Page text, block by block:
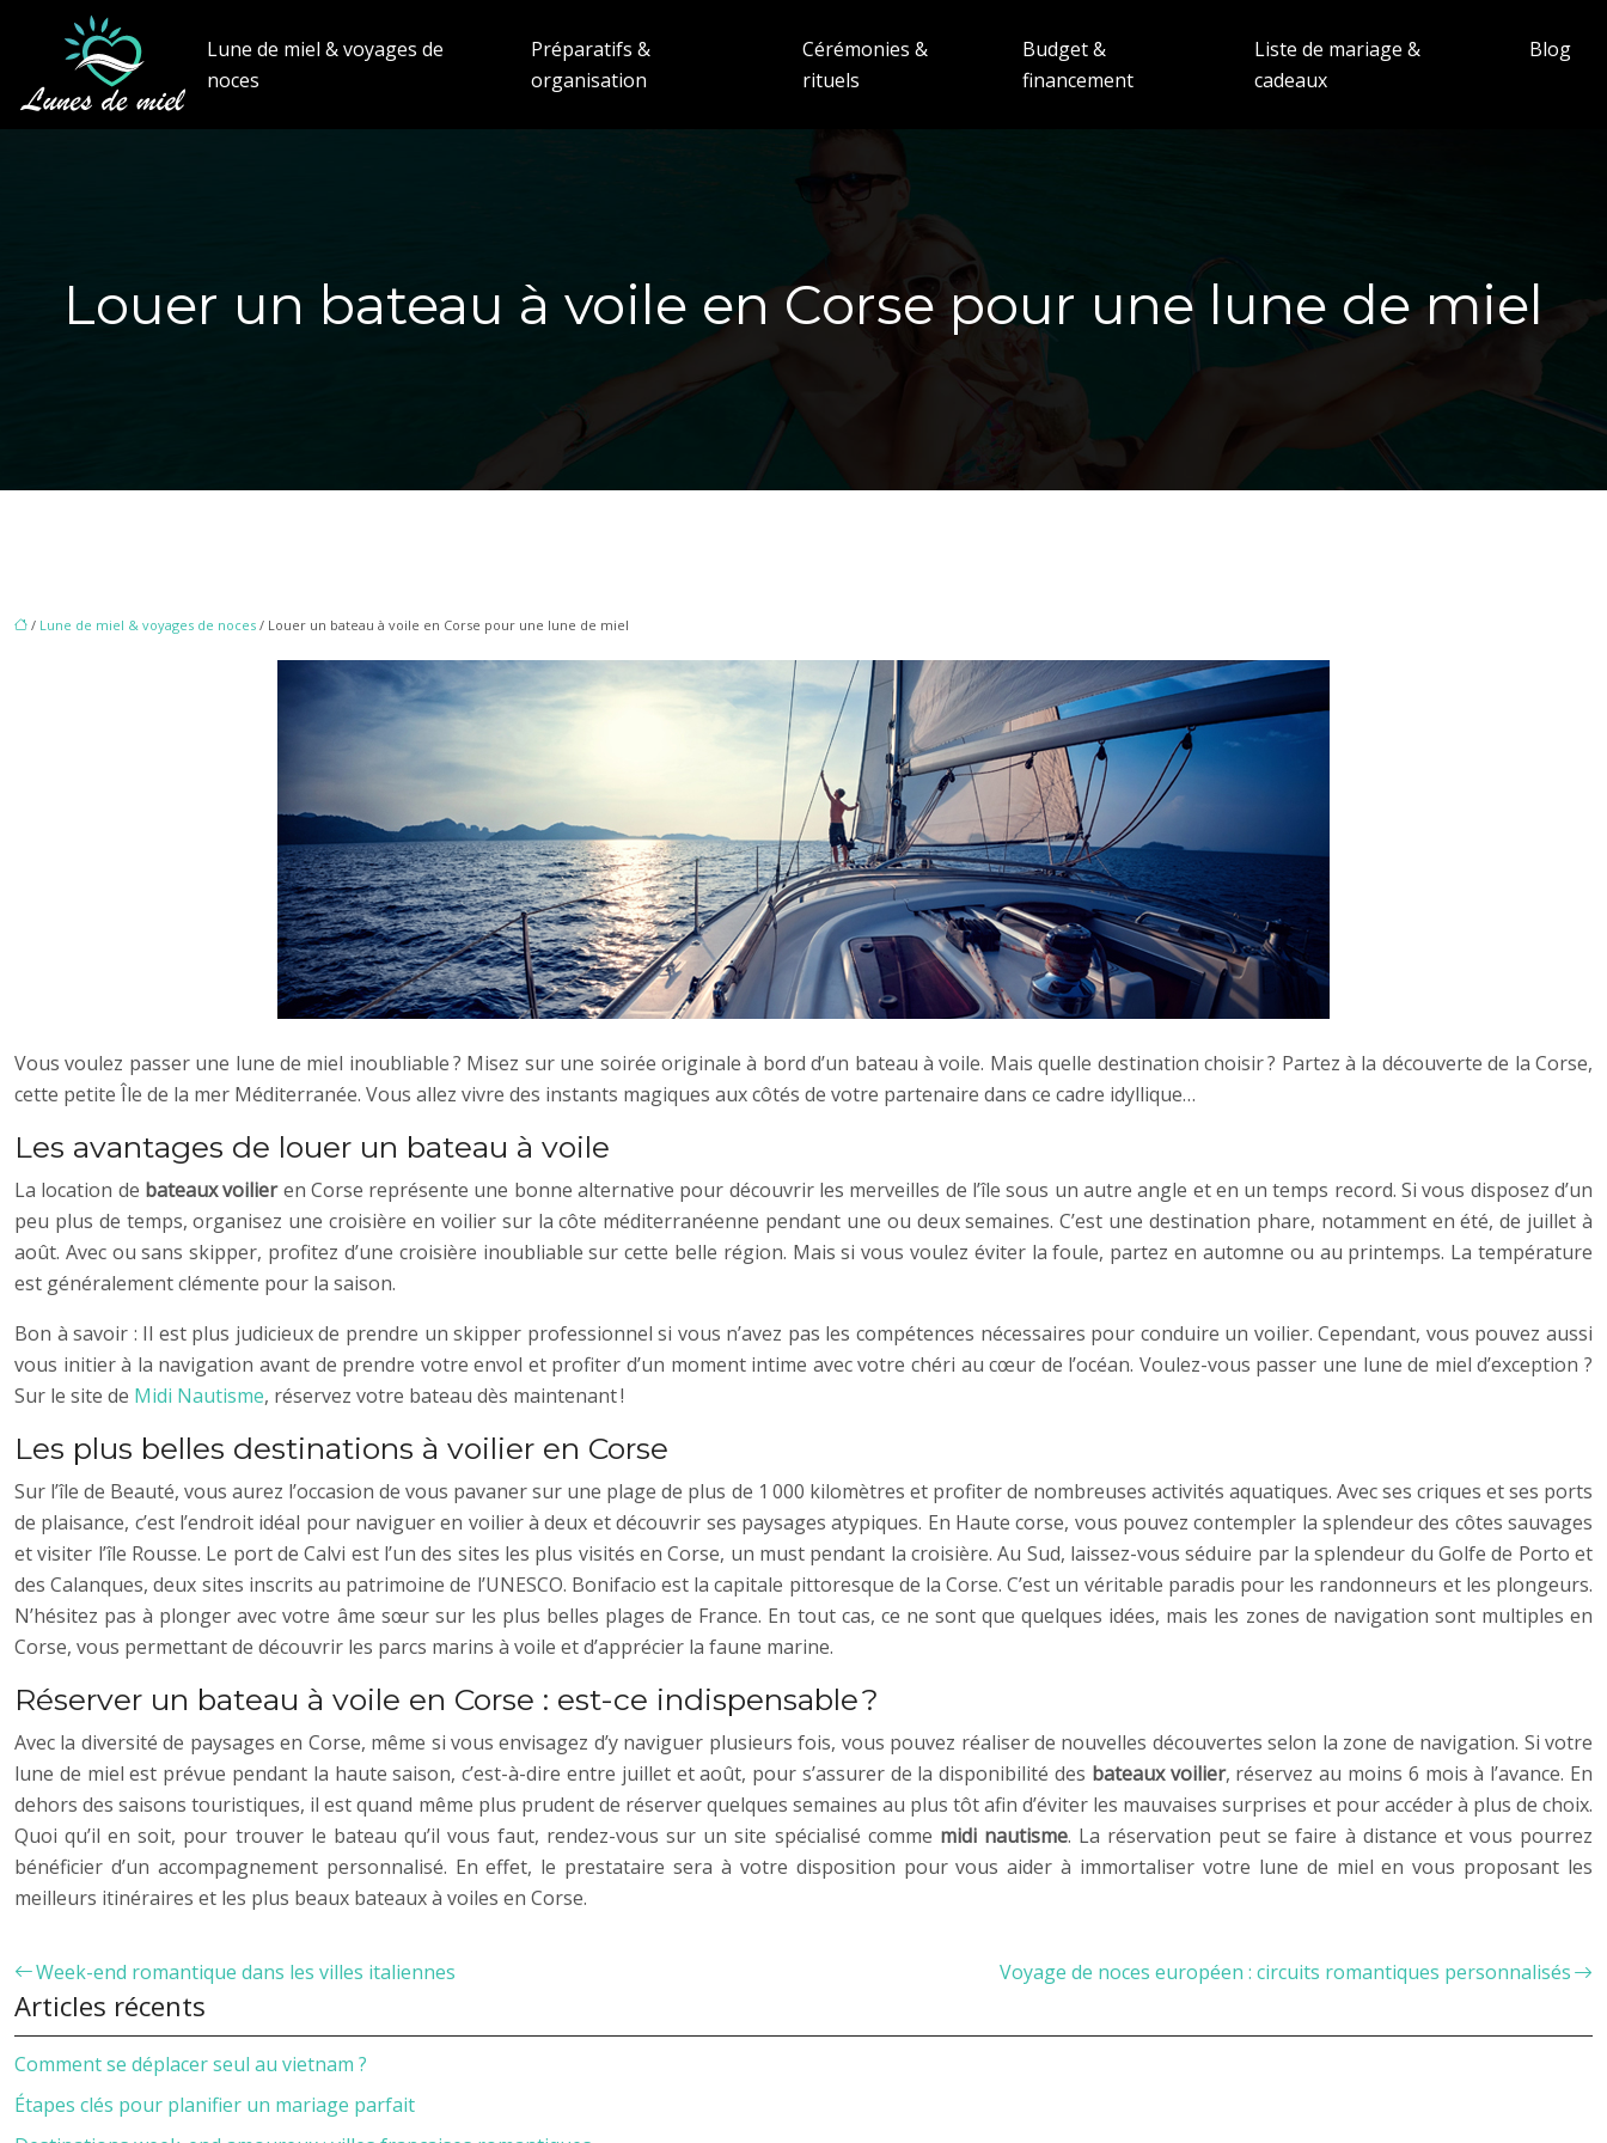
Lune de miel & voyages de
noces
Préparatifs &
organisation
Cérémonies &
rituels
Budget &
financement
Liste de mariage &
cadeaux
Blog
Louer un bateau à voile en Corse pour une lune de miel
/ Lune de miel & voyages de noces / Louer un bateau à voile en Corse pour une lune de miel
Vous voulez passer une lune de miel inoubliable ? Misez sur une soirée originale à bord d’un bateau à voile. Mais quelle destination choisir ? Partez à la découverte de la Corse,
cette petite Île de la mer Méditerranée. Vous allez vivre des instants magiques aux côtés de votre partenaire dans ce cadre idyllique…
Les avantages de louer un bateau à voile
La location de bateaux voilieren Corse représente une bonne alternative pour découvrir les merveilles de l’île sous un autre angle et en un temps record. Si vous disposez d’un
peu plus de temps, organisez une croisière en voilier sur la côte méditerranéenne pendant une ou deux semaines. C’est une destination phare, notamment en été, de juillet à
août. Avec ou sans skipper, profitez d’une croisière inoubliable sur cette belle région. Mais si vous voulez éviter la foule, partez en automne ou au printemps. La température
est généralement clémente pour la saison.
Bon à savoir : Il est plus judicieux de prendre un skipper professionnel si vous n’avez pas les compétences nécessaires pour conduire un voilier. Cependant, vous pouvez aussi
vous initier à la navigation avant de prendre votre envol et profiter d’un moment intime avec votre chéri au cœur de l’océan. Voulez-vous passer une lune de miel d’exception ?
Sur le site de Midi Nautisme, réservez votre bateau dès maintenant !
Les plus belles destinations à voilier en Corse
Sur l’île de Beauté, vous aurez l’occasion de vous pavaner sur une plage de plus de 1 000 kilomètres et profiter de nombreuses activités aquatiques. Avec ses criques et ses ports
de plaisance, c’est l’endroit idéal pour naviguer en voilier à deux et découvrir ses paysages atypiques. En Haute corse, vous pouvez contempler la splendeur des côtes sauvages
et visiter l’île Rousse. Le port de Calvi est l’un des sites les plus visités en Corse, un must pendant la croisière. Au Sud, laissez-vous séduire par la splendeur du Golfe de Porto et
des Calanques, deux sites inscrits au patrimoine de l’UNESCO. Bonifacio est la capitale pittoresque de la Corse. C’est un véritable paradis pour les randonneurs et les plongeurs.
N’hésitez pas à plonger avec votre âme sœur sur les plus belles plages de France. En tout cas, ce ne sont que quelques idées, mais les zones de navigation sont multiples en
Corse, vous permettant de découvrir les parcs marins à voile et d’apprécier la faune marine.
Réserver un bateau à voile en Corse : est-ce indispensable ?
Avec la diversité de paysages en Corse, même si vous envisagez d’y naviguer plusieurs fois, vous pouvez réaliser de nouvelles découvertes selon la zone de navigation. Si votre
lune de miel est prévue pendant la haute saison, c’est-à-dire entre juillet et août, pour s’assurer de la disponibilité des bateaux voilier, réservez au moins 6 mois à l’avance. En
dehors des saisons touristiques, il est quand même plus prudent de réserver quelques semaines au plus tôt afin d’éviter les mauvaises surprises et pour accéder à plus de choix.
Quoi qu’il en soit, pour trouver le bateau qu’il vous faut, rendez-vous sur un site spécialisé comme midi nautisme. La réservation peut se faire à distance et vous pourrez
bénéficier d’un accompagnement personnalisé. En effet, le prestataire sera à votre disposition pour vous aider à immortaliser votre lune de miel en vous proposant les
meilleurs itinéraires et les plus beaux bateaux à voiles en Corse.
Week-end romantique dans les villes italiennes Voyage de noces européen : circuits romantiques personnalisés
Articles récents
Comment se déplacer seul au vietnam ?
Étapes clés pour planifier un mariage parfait